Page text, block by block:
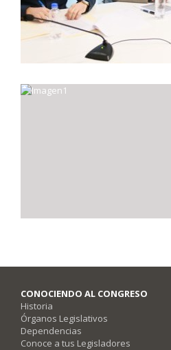
CONOCIENDO AL CONGRESO
Historia
Órganos Legislativos
Dependencias
Conoce a tus Legisladores